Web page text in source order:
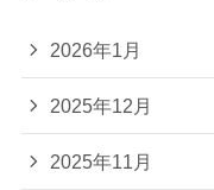
2026年1月
2025年12月
2025年11月